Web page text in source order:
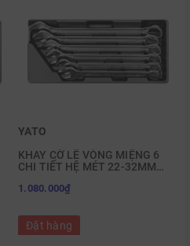
YATO
KHAY CỜ LÊ VÒNG MIỆNG 6
CHI TIẾT HỆ MÉT 22-32MM
1.080.000₫
Đặt hàng